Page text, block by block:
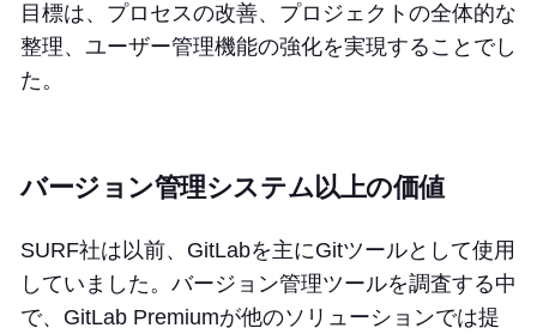
目標は、プロセスの改善、プロジェクトの全体的な
整理、ユーザー管理機能の強化を実現することでし
た。
バージョン管理システム以上の価値
SURF社は以前、GitLabを主にGitツールとして使用
していました。バージョン管理ツールを調査する中
で、GitLab Premiumが他のソリューションでは提